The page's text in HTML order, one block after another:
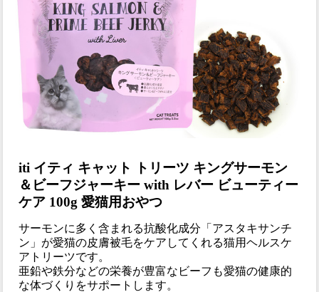
iti イティ キャット トリーツ キングサーモン
＆ビーフジャーキー with レバー ビューティー
ケア 100g 愛猫用おやつ
サーモンに多く含まれる抗酸化成分「アスタキサンチ
ン」が愛猫の皮膚被毛をケアしてくれる猫用ヘルスケ
アトリーツです。
亜鉛や鉄分などの栄養が豊富なビーフも愛猫の健康的
な体づくりをサポートします。